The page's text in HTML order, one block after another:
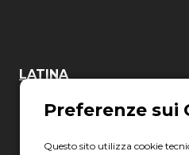
LATINA
06 8880 8401
04010 Latina LT
Questo sito utilizza cookie